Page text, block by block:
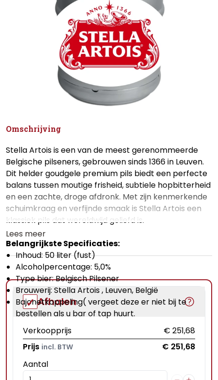
Omschrijving
Stella Artois is een van de meest gerenommeerde
Belgische pilseners, gebrouwen sinds 1366 in Leuven.
Dit helder goudgele premium pils biedt een perfecte
balans tussen moutige frisheid, subtiele hopbitterheid
en een zachte, droge afdronk. Met zijn kenmerkende
schuimkraag en verfijnde smaak is Stella Artois een
klassiek pils dat wereldwijd geliefd is.
Belangrijkste Specificaties:
Inhoud: 50 liter (fust)
Alcoholpercentage: 5,0%
Type bier: Belgisch Pilsener
Brouwerij: Stella Artois , Leuven, België
Bajonetkoppeling( vergeet deze er niet bij te
bestellen als u bar of tap huurt.
Lees meer
Afhalen
Verkoopprijs
€ 251,68
Prijs incl. BTW
€ 251,68
Aantal